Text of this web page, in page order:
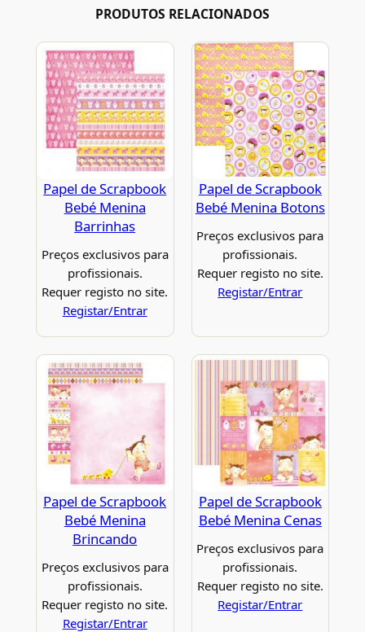
PRODUTOS RELACIONADOS
Papel de Scrapbook
Bebé Menina
Barrinhas
Preços exclusivos para
profissionais.
Requer registo no site.
Registar/Entrar
Papel de Scrapbook
Bebé Menina Botons
Preços exclusivos para
profissionais.
Requer registo no site.
Registar/Entrar
Papel de Scrapbook
Bebé Menina
Brincando
Preços exclusivos para
profissionais.
Requer registo no site.
Registar/Entrar
Papel de Scrapbook
Bebé Menina Cenas
Preços exclusivos para
profissionais.
Requer registo no site.
Registar/Entrar